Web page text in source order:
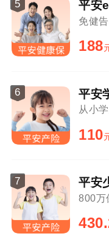
5 平安
免健
188
6 平安
110
7 平安
800万